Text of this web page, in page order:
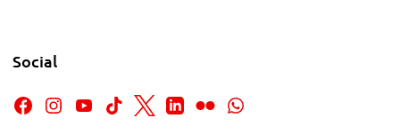
Social